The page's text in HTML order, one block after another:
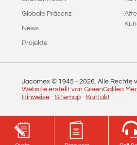
Globale Präsenz
News
Projekte
Jacomex © 1945 - 2026. Alle Rechte
Website erstellt von GreenGalileo
Hinweise- Sitemap- Kontakt